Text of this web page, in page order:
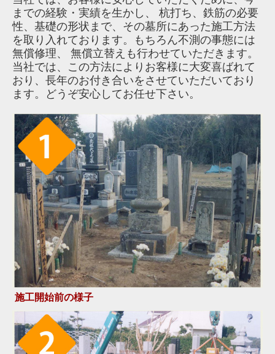
までの経験・実績を生かし、 杭打ち、鉄筋の必要
性、基礎の形状まで、その墓所にあった施工方法
を取り入れております。もちろん不測の事態には
無償修理、 無償立替えも行わせていただきます。
当社では、この方法によりお客様に大変喜ばれて
おり、長年のお付き合いをさせていただいており
ます。どうぞ安心してお任せ下さい。
施工開始前の様子